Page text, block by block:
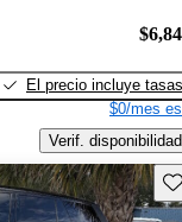
El precio incluye tasas
$0/mes
Verif. disponibilidad